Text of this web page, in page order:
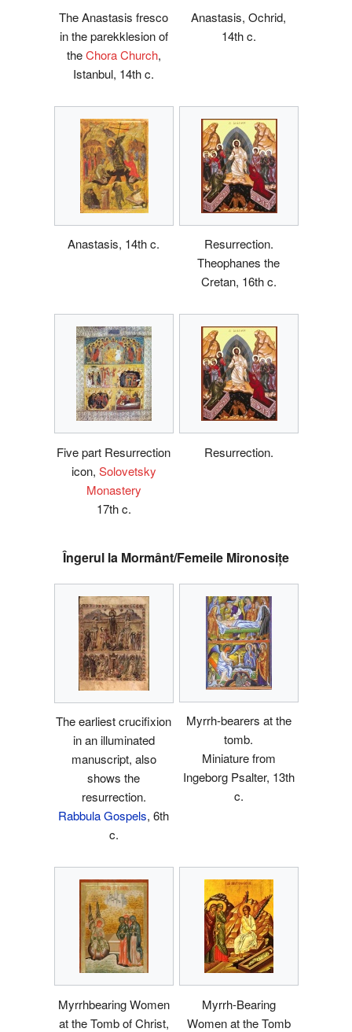
The Anastasis fresco
in the parekklesion of
theChora Church,
Istanbul, 14th c.
Anastasis, Ochrid,
14th c.
Anastasis, 14th c.
Resurrection.
Theophanes the
Cretan, 16th c.
Five part Resurrection
icon, Solovetsky
Monastery
17th c.
Resurrection.
Îngerul la Mormânt/Femeile Mironosițe
The earliest crucifixion
in an illuminated
manuscript, also
shows the
resurrection.
Rabbula Gospels, 6th
c.
Myrrh-bearers at the
tomb.
Miniature from
Ingeborg Psalter, 13th
c.
Myrrhbearing Women
at the Tomb of Christ,
Myrrh-Bearing
Women at the Tomb